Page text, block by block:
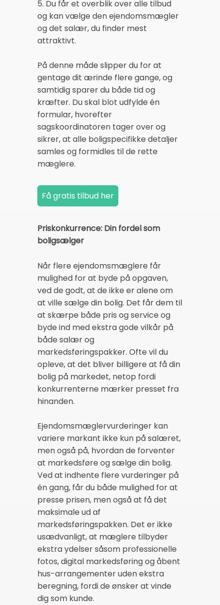
5. Du får et overblik over alle tilbud
og kan vælge den ejendomsmægler
og det salær, du finder mest
attraktivt.
På denne måde slipper du for at
gentage dit ærinde flere gange, og
samtidig sparer du både tid og
kræfter. Du skal blot udfylde én
formular, hvorefter
sagskoordinatoren tager over og
sikrer, at alle boligspecifikke detaljer
samles og formidles til de rette
mæglere.
Priskonkurrence: Din fordel som
boligsælger
Når flere ejendomsmæglere får
mulighed for at byde på opgaven,
ved de godt, at de ikke er alene om
at ville sælge din bolig. Det får dem til
at skærpe både pris og service og
byde ind med ekstra gode vilkår på
både salær og
markedsføringspakker. Ofte vil du
opleve, at det bliver billigere at få din
bolig på markedet, netop fordi
konkurrenterne mærker presset fra
hinanden.
Ejendomsmæglervurderinger kan
variere markant ikke kun på salæret,
men også på, hvordan de forventer
at markedsføre og sælge din bolig.
Ved at indhente flere vurderinger på
én gang, får du både mulighed for at
presse prisen, men også at få det
maksimale ud af
markedsføringspakken. Det er ikke
usædvanligt, at mæglere tilbyder
ekstra ydelser såsom professionelle
fotos, digital markedsføring og åbent
hus-arrangementer uden ekstra
beregning, fordi de ønsker at vinde
dig som kunde.